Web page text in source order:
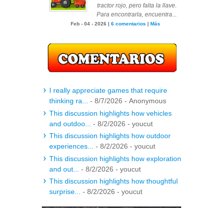
tractor rojo, pero falta la llave.
Para encontrarla, encuentra...
Feb - 04 - 2026 | 6 comentarios Más
I really appreciate games that require
thinking ra... - 8/7/2026 - Anonymous
This discussion highlights how vehicles
and outdoo...
- 8/2/2026 - youcut
This discussion highlights how outdoor
experiences... - 8/2/2026 - youcut
This discussion highlights how exploration
and out...
- 8/2/2026 - youcut
This discussion highlights how thoughtful
surprise... - 8/2/2026 - youcut